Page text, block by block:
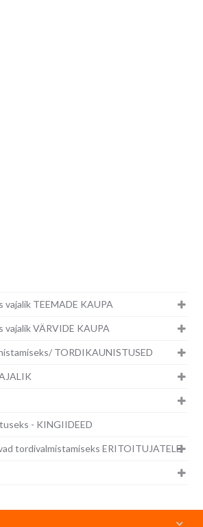
TEEMADE KAUPA
VÄRVIDE KAUPA
TORDIKAUNISTUSED
- KINGIIDEED
tordivalmistamiseks ERITOITUJATELE